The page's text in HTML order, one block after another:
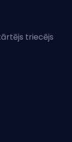
triecējs